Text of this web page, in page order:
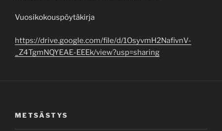
Vuosikokouspöytäkirja
https://drive.google.com/file/d/1OsyvmH2NafivnV-
_Z4TgmNQYEAE-EEEk/view?usp=sharing
METSÄSTYS